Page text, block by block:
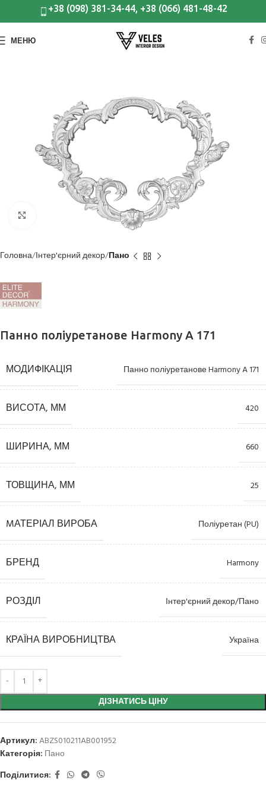
+38 (098) 381-34-44, +38 (066) 481-48-42
МЕНЮ
Клацніть, щоб збільшити
Головна Інтер'єрний декор Пано
Панно поліуретанове Harmony A 171
МОДИФІКАЦІЯ Панно поліуретанове Harmony A 171
ВИСОТА, ММ 420
ШИРИНА, ММ 660
ТОВЩИНА, ММ 25
MАТЕРІАЛ ВИРОБА Поліуретан (PU)
БРЕНД Harmony
РОЗДІЛ Інтер'єрний декор/Пано
КРАЇНА ВИРОБНИЦТВА Україна
ДІЗНАТИСЬ ЦІНУ
Артикул:ABZS010211AB001952
Категорія: Пано
Поділитися: